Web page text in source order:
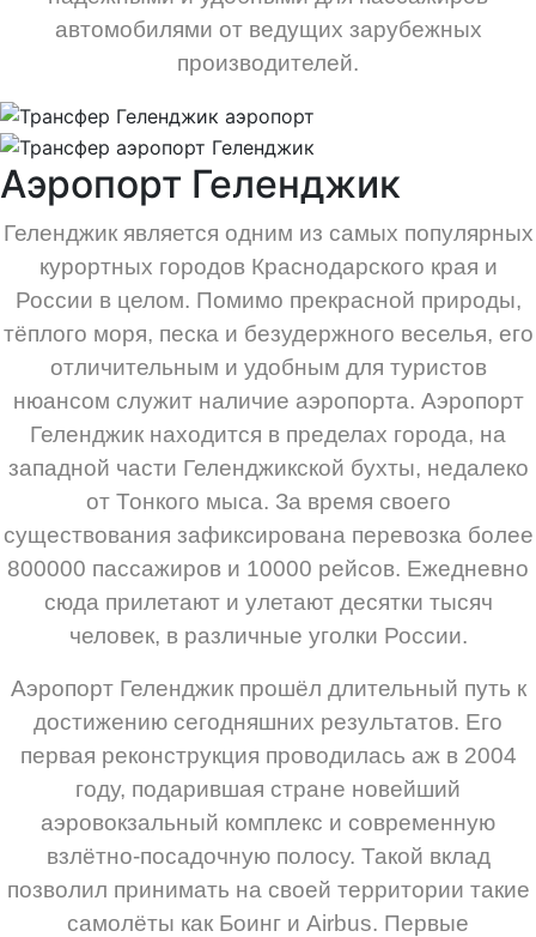
автомобилями от ведущих зарубежных
производителей.
Аэропорт Геленджик
Геленджик является одним из самых популярных
курортных городов Краснодарского края и
России в целом. Помимо прекрасной природы,
тёплого моря, песка и безудержного веселья, его
отличительным и удобным для туристов
нюансом служит наличие аэропорта. Аэропорт
Геленджик находится в пределах города, на
западной части Геленджикской бухты, недалеко
от Тонкого мыса. За время своего
существования зафиксирована перевозка более
800000 пассажиров и 10000 рейсов. Ежедневно
сюда прилетают и улетают десятки тысяч
человек, в различные уголки России.
Аэропорт Геленджик прошёл длительный путь к
достижению сегодняшних результатов. Его
первая реконструкция проводилась аж в 2004
году, подарившая стране новейший
аэровокзальный комплекс и современную
взлётно-посадочную полосу. Такой вклад
позволил принимать на своей территории такие
самолёты как Боинг и Airbus. Первые